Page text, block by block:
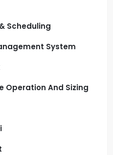
Scheduling
System
Operation And Sizing